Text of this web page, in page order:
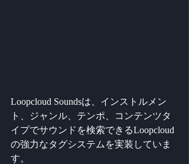
Loopcloud Soundsは、インストルメン
ト、ジャンル、テンポ、コンテンツタ
イプでサウンドを検索できるLoopcloud
の強力なタグシステムを実装していま
す。